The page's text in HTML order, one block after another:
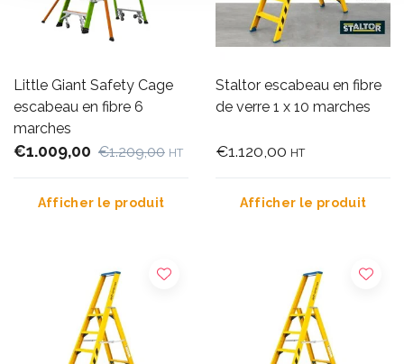
Little Giant Safety Cage
escabeau en fibre 6
marches
€1.009,00 €1.209,00 HT
Afficher le produit
Staltor escabeau en fibre
de verre 1 x 10 marches
€1.120,00 HT
Afficher le produit